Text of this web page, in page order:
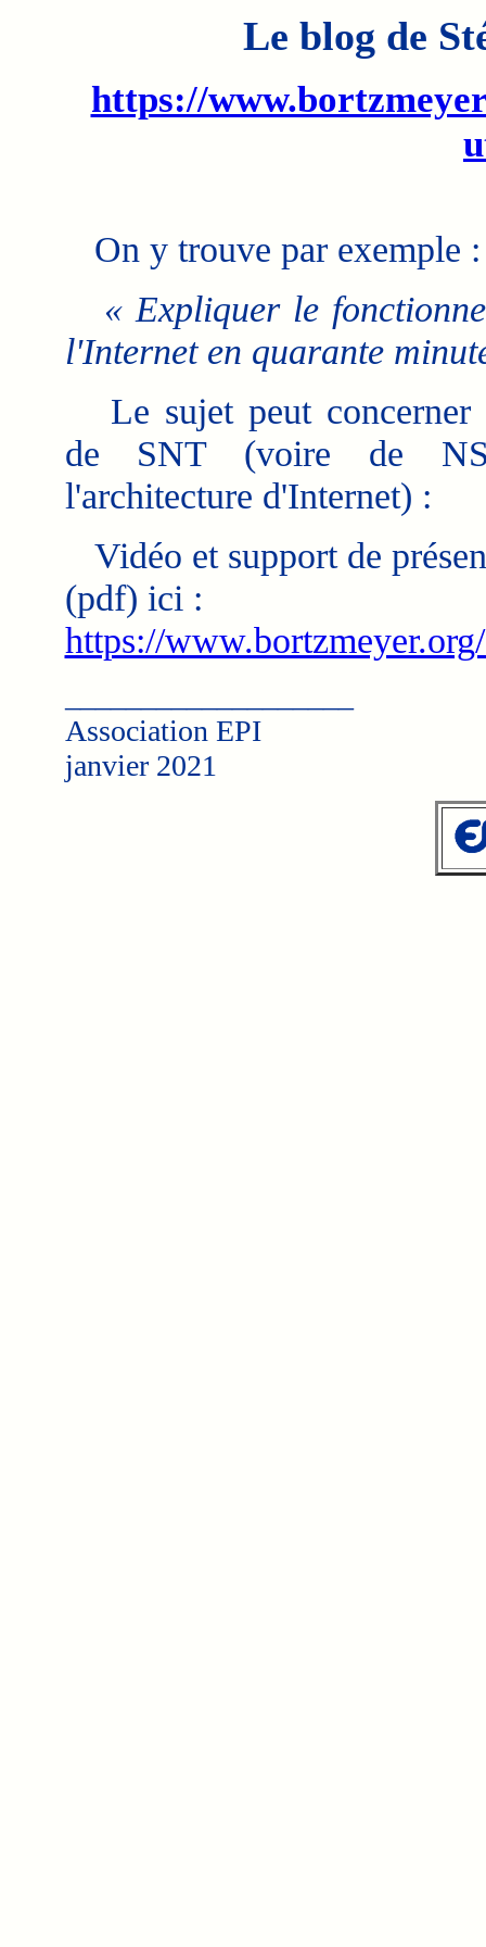
Le blog de
https://
On y trouve par exemple :
« Expliquer le
l'Internet en quarante
Le sujet peut concerner
de SNT (voire de
l'architecture d'Internet) :
Vidéo et support de
(pdf) ici :
https://
Association EPI
janvier 2021